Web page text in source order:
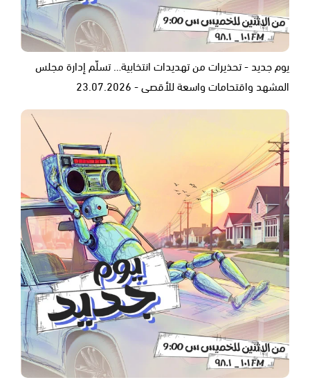
يوم جديد - تحذيرات من تهديدات انتخابية… تسلّم إدارة مجلس
المشهد واقتحامات واسعة للأقصى - 23.07.2026